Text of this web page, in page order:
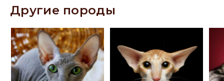
Другие породы